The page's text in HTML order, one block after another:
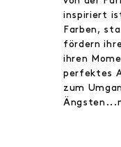
inspiriert
Farben,
fördern
ihren
perfektes
zum